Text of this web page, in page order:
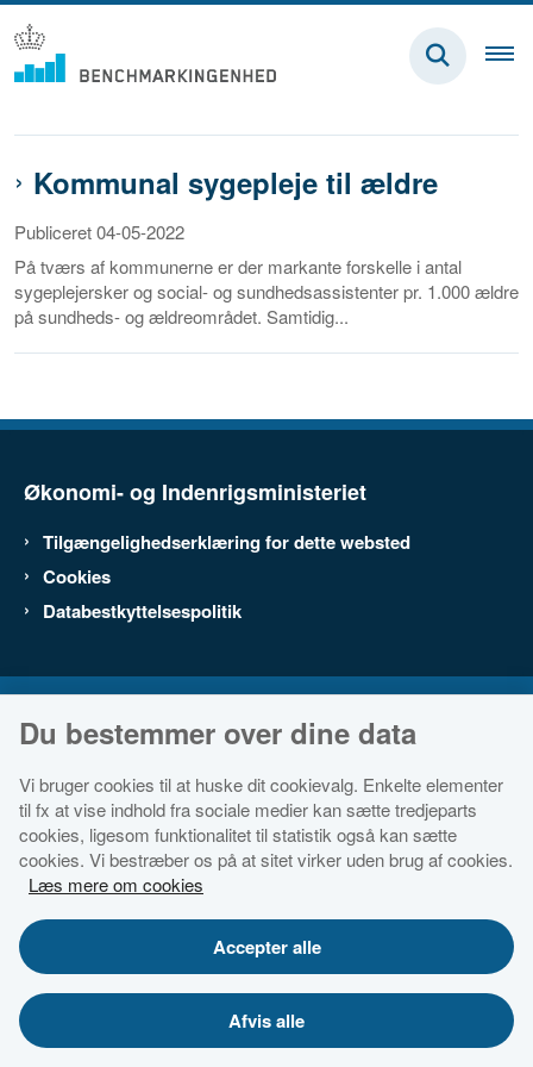
Kommunal sygepleje til ældre
Publiceret 04-05-2022
På tværs af kommunerne er der markante forskelle i antal
sygeplejersker og social- og sundhedsassistenter pr. 1.000 ældre
på sundheds- og ældreområdet. Samtidig...
Økonomi- og Indenrigsministeriet
Tilgængelighedserklæring for dette websted
Cookies
Databestkyttelsespolitik
Du bestemmer over dine data
Vi bruger cookies til at huske dit cookievalg. Enkelte elementer
til fx at vise indhold fra sociale medier kan sætte tredjeparts
cookies, ligesom funktionalitet til statistik også kan sætte
cookies. Vi bestræber os på at sitet virker uden brug af cookies.
Læs mere om cookies
Accepter alle
Afvis alle